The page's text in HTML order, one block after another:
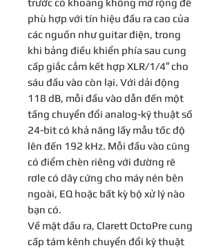
phù hợp với tín hiệu đầu ra cao của
các nguồn như guitar điện, trong
khi bảng điều khiển phía sau cung
cấp giắc cắm kết hợp XLR/1/4″ cho
sáu đầu vào còn lại. Với dải động
118 dB, mỗi đầu vào dẫn đến một
tầng chuyển đổi analog-kỹ thuật số
24-bit có khả năng lấy mẫu tốc độ
lên đến 192 kHz. Mỗi đầu vào cũng
có điểm chèn riêng với đường rẽ
rơle có dây cứng cho máy nén bên
ngoài, EQ hoặc bất kỳ bộ xử lý nào
bạn có.
Về mặt đầu ra, Clarett OctoPre cung
cấp tám kênh chuyển đổi kỹ thuật